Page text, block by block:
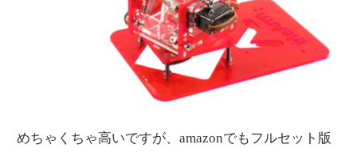
めちゃくちゃ高いですが、amazonでもフルセット版